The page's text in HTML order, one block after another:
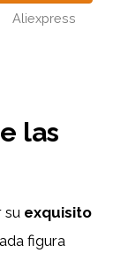
Aliexpress
las
su exquisito
figura